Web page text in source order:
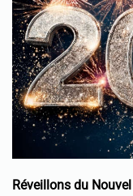
Réveillons du